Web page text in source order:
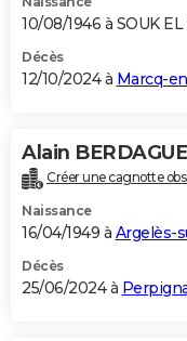
10/08/1946 à SOUK
Décès
12/10/2024 à Marcq-
Alain
Créer une cagnotte
Naissance
16/04/1949 à Argelès-
Décès
25/06/2024 à